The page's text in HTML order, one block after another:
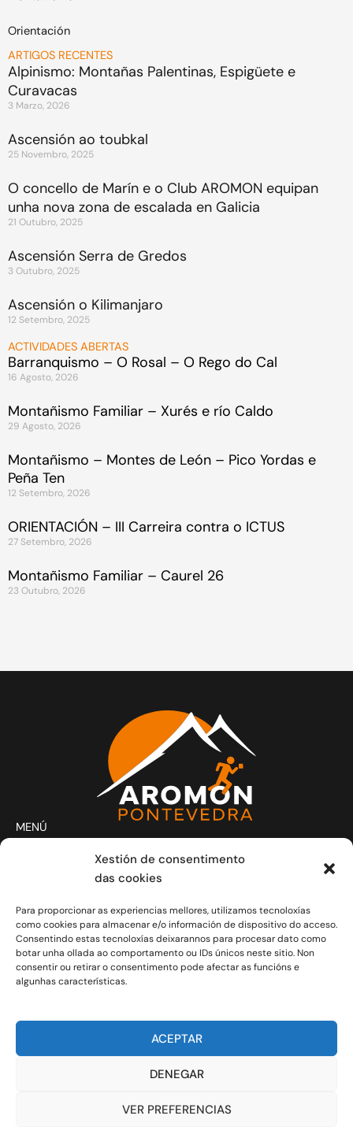
Xestión de consentimento
das cookies
Para proporcionar as experiencias mellores, utilizamos tecnoloxías
como cookies para almacenar e/o información de dispositivo do acceso.
Consentindo estas tecnoloxías deixarannos para procesar dato como
botar unha ollada ao comportamento ou IDs únicos neste sitio. Non
consentir ou retirar o consentimento pode afectar as funcións e
algunhas características.
ACEPTAR
DENEGAR
VER PREFERENCIAS
Orientación
ARTIGOS RECENTES
Alpinismo: Montañas Palentinas, Espigüete e
Curavacas
3 Marzo, 2026
Ascensión ao toubkal
25 Novembro, 2025
O concello de Marín e o Club AROMON equipan
unha nova zona de escalada en Galicia
21 Outubro, 2025
Ascensión Serra de Gredos
3 Outubro, 2025
Ascensión o Kilimanjaro
12 Setembro, 2025
ACTIVIDADES ABERTAS
Barranquismo – O Rosal – O Rego do Cal
16 Agosto, 2026
Montañismo Familiar – Xurés e río Caldo
29 Agosto, 2026
Montañismo – Montes de León – Pico Yordas e
Peña Ten
12 Setembro, 2026
ORIENTACIÓN – III Carreira contra o ICTUS
27 Setembro, 2026
Montañismo Familiar – Caurel 26
23 Outubro, 2026
MENÚ
Novas
CONTACTO
Xoves e Venres laborais de 20.30h a 21.30h.
info@aromon.gal